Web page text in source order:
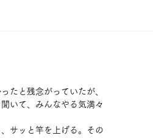
たと残念がっていたが、
いて、みんなやる気満々
サッと竿を上げる。その